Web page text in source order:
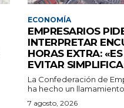
ECONOMÍA
EMPRESARIOS
INTERPRETAR
HORAS EXTRA:
EVITAR
La Confederación de
ha hecho un llamamiento
7 agosto, 2026